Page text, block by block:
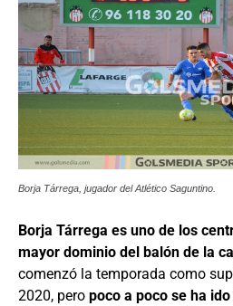
Borja Tárrega, jugador del Atlético Saguntino.
Borja Tárrega es uno de los
mayor dominio del balón de la
comenzó la temporada como
2020, pero poco a poco se ha